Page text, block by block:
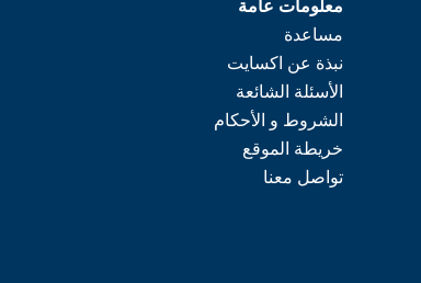
معلومات عامة
مساعدة
نبذة عن اكسايت
الأسئلة الشائعة
الشروط و الأحكام
خريطة الموقع
تواصل معنا